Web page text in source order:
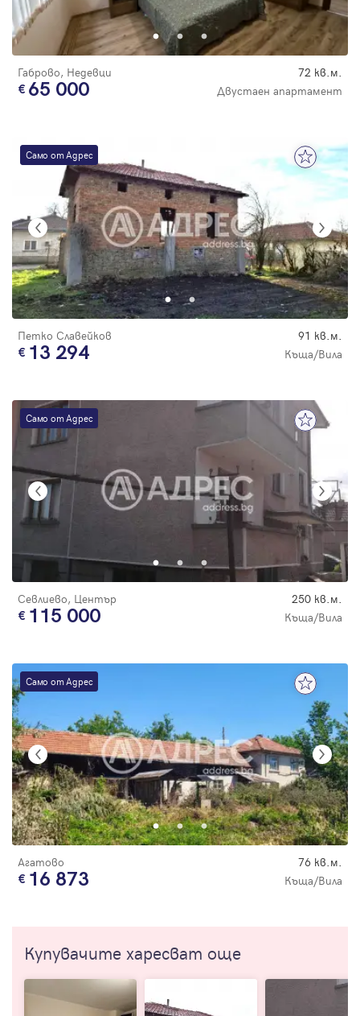
Габрово, Недевци 72 кв.м.
65 000 Двустаен апартамент
Само от Адрес
Петко Славейков 91 кв.м.
13 294 Къща/Вила
Само от Адрес
Севлиево, Център 250 кв.м.
115 000 Къща/Вила
Само от Адрес
Агатово 76 кв.м.
16 873 Къща/Вила
Купувачите харесват още
Парола
Забравена парола
Регистрация